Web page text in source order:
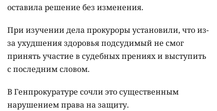
оставила решение без изменения.
При изучении дела прокуроры установили, что из-
за ухудшения здоровья подсудимый не смог
принять участие в судебных прениях и выступить
с последним словом.
В Генпрокуратуре сочли это существенным
нарушением права на защиту.